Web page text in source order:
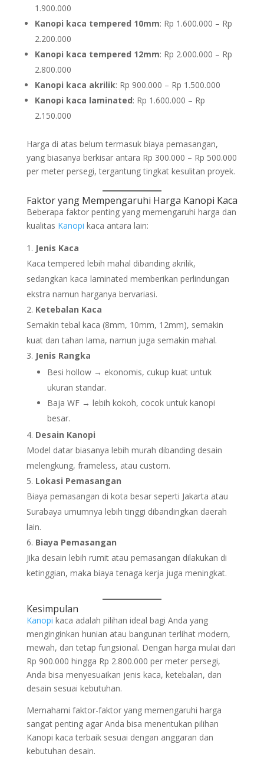
1.900.000
Kanopi kaca tempered 10mm: Rp 1.600.000 – Rp
2.200.000
Kanopi kaca tempered 12mm: Rp 2.000.000 – Rp
2.800.000
Kanopi kaca akrilik: Rp 900.000 – Rp 1.500.000
Kanopi kaca laminated: Rp 1.600.000 – Rp
2.150.000
Harga di atas belum termasuk biaya pemasangan,
yang biasanya berkisar antara Rp 300.000 – Rp 500.000
per meter persegi, tergantung tingkat kesulitan proyek.
Faktor yang Mempengaruhi Harga Kanopi Kaca
Beberapa faktor penting yang memengaruhi harga dan
kualitas Kanopi kaca antara lain:
Jenis Kaca
Kaca tempered lebih mahal dibanding akrilik,
sedangkan kaca laminated memberikan perlindungan
ekstra namun harganya bervariasi.
Ketebalan Kaca
Semakin tebal kaca (8mm, 10mm, 12mm), semakin
kuat dan tahan lama, namun juga semakin mahal.
Jenis Rangka
Besi hollow → ekonomis, cukup kuat untuk
ukuran standar.
Baja WF → lebih kokoh, cocok untuk kanopi
besar.
Desain Kanopi
Model datar biasanya lebih murah dibanding desain
melengkung, frameless, atau custom.
Lokasi Pemasangan
Biaya pemasangan di kota besar seperti Jakarta atau
Surabaya umumnya lebih tinggi dibandingkan daerah
lain.
Biaya Pemasangan
Jika desain lebih rumit atau pemasangan dilakukan di
ketinggian, maka biaya tenaga kerja juga meningkat.
Kesimpulan
Kanopi kaca adalah pilihan ideal bagi Anda yang
menginginkan hunian atau bangunan terlihat modern,
mewah, dan tetap fungsional. Dengan harga mulai dari
Rp 900.000 hingga Rp 2.800.000 per meter persegi,
Anda bisa menyesuaikan jenis kaca, ketebalan, dan
desain sesuai kebutuhan.
Memahami faktor-faktor yang memengaruhi harga
sangat penting agar Anda bisa menentukan pilihan
Kanopi kaca terbaik sesuai dengan anggaran dan
kebutuhan desain.